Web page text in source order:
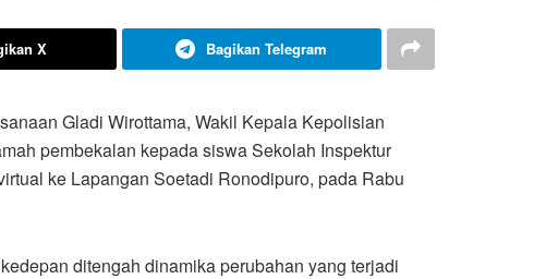
X Bagikan Telegram
Gladi Wirottama, Wakil Kepala Kepolisian
pembekalan kepada siswa Sekolah Inspektur
ke Lapangan Soetadi Ronodipuro, pada Rabu
ditengah dinamika perubahan yang terjadi